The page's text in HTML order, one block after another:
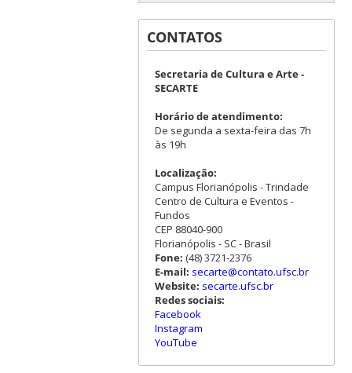
CONTATOS
Secretaria de Cultura e Arte -
SECARTE
Horário de atendimento:
De segunda a sexta-feira das 7h
às 19h
Localização:
Campus Florianópolis - Trindade
Centro de Cultura e Eventos -
Fundos
CEP 88040-900
Florianópolis - SC - Brasil
Fone: (48) 3721-2376
E-mail: secarte@contato.ufsc.br
Website: secarte.ufsc.br
Redes sociais:
Facebook
Instagram
YouTube